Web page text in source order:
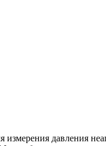
давления